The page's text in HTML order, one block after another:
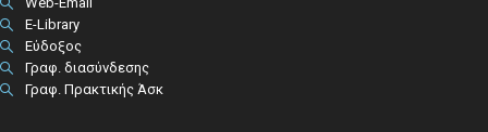
E-Library
Εύδοξος
Γραφ. διασύνδεσης
Γραφ. Πρακτικής Άσκ